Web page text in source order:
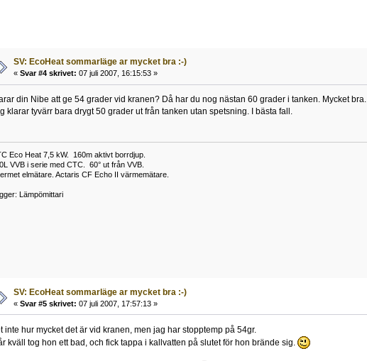
SV: EcoHeat sommarläge ar mycket bra :-)
« Svar #4 skrivet: 07 juli 2007, 16:15:53 »
din Nibe att ge 54 grader vid kranen? Då har du nog nästan 60 grader i tanken. Mycket bra.
klarar tyvärr bara drygt 50 grader ut från tanken utan spetsning. I bästa fall.
Eco Heat 7,5 kW. 160m aktivt borrdjup.
VVB i serie med CTC. 60° ut från VVB.
elmätare. Actaris CF Echo II värmemätare.
Lämpömittari
SV: EcoHeat sommarläge ar mycket bra :-)
« Svar #5 skrivet: 07 juli 2007, 17:57:13 »
inte hur mycket det är vid kranen, men jag har stopptemp på 54gr.
kväll tog hon ett bad, och fick tappa i kallvatten på slutet för hon brände sig.